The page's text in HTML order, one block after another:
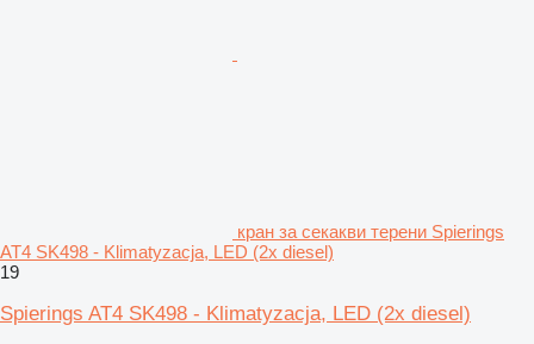
кран за секакви терени Spierings
AT4 SK498 - Klimatyzacja, LED (2x diesel)
19
Spierings AT4 SK498 - Klimatyzacja, LED (2x diesel)